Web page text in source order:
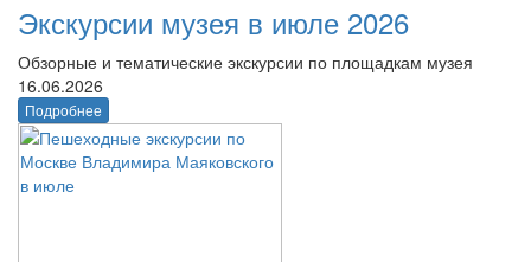
Экскурсии музея в июле 2026
Обзорные и тематические экскурсии по площадкам музея
16.06.2026
Подробнее